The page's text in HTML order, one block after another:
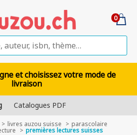
0
et choisissez votre mode de
livraison
Catalogues PDF
livres auzou suisse parascolaire
premières lectures suisses